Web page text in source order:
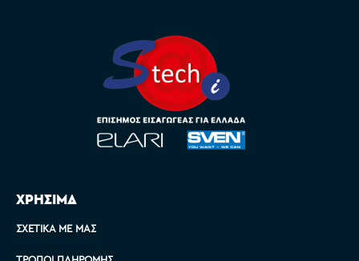
ΧΡΗΣΙΜΑ
ΣΧΕΤΙΚΆ ΜΕ ΜΑΣ